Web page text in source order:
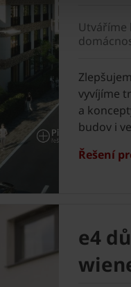
Utváříme
vyvíjíme
a
budov i
Řešení
e4